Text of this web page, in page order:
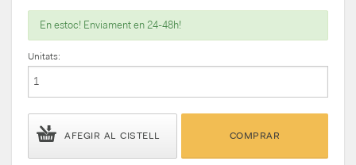
En estoc! Enviament en 24-48h!
Unitats:
AFEGIR AL CISTELL COMPRAR